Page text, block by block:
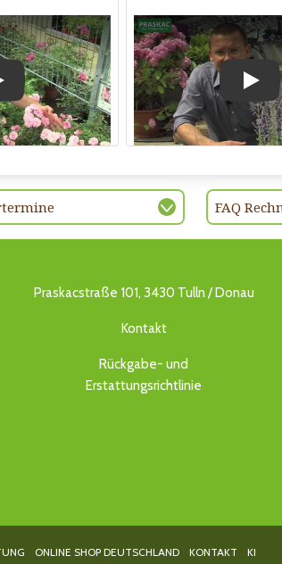
Play
FAQ
Praskacstraße 101, 3430 Tulln / Donau
Kontakt
Rückgabe- und
Erstattungsrichtlinie
ONLINE SHOP DEUTSCHLAND KONTAKT KI